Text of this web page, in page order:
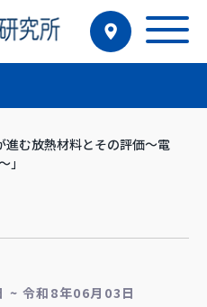
進む放熱材料とその評価～電
」
~ 令和8年06月03日